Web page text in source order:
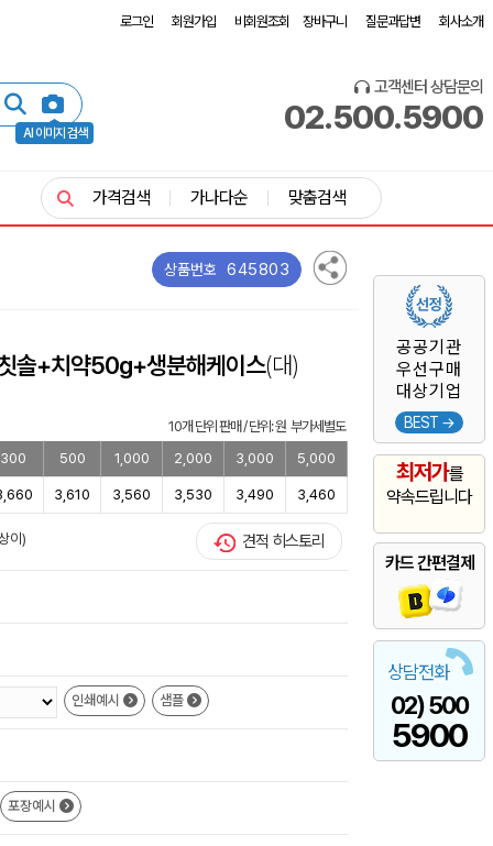
로그인 회원가입 비회원조회 장바구니 질문과답변 회사소개
AI 이미지 검색
고객센터 상담문의
02.500.5900
공공기관
우선구매
대상기업
BEST →
최저가를
약속드립니다
카드 간편결제
상담전화
02) 500
5900
가격검색 가나다순 맞춤검색
상품번호 645803
솔+치약50g+생분해케이스(대)
10개 단위 판매 / 단위: 원 부가세별도
300
500 1,000 2,000 3,000 5,000
3,610 3,560 3,530 3,490 3,460
이) 견적 히스토리
인쇄예시 샘플
포장예시